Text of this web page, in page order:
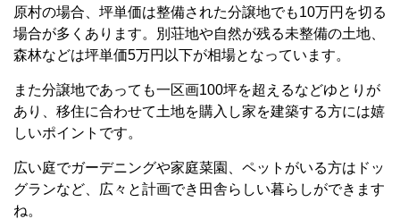
原村の場合、坪単価は整備された分譲地でも10万円を切る
場合が多くあります。別荘地や自然が残る未整備の土地、
森林などは坪単価5万円以下が相場となっています。
また分譲地であっても一区画100坪を超えるなどゆとりが
あり、移住に合わせて土地を購入し家を建築する方には嬉
しいポイントです。
広い庭でガーデニングや家庭菜園、ペットがいる方はドッ
グランなど、広々と計画でき田舎らしい暮らしができます
ね。